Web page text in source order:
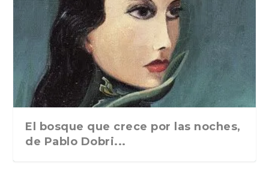
El bosque que crece por las noches,
de Pablo Dobri...